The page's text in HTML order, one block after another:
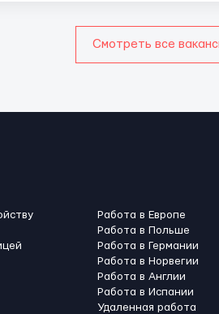
Смотреть все
Работа в Европе
Работа в Польше
Работа в Германии
Работа в Норвегии
Работа в Англии
Работа в Испании
Удаленная работа